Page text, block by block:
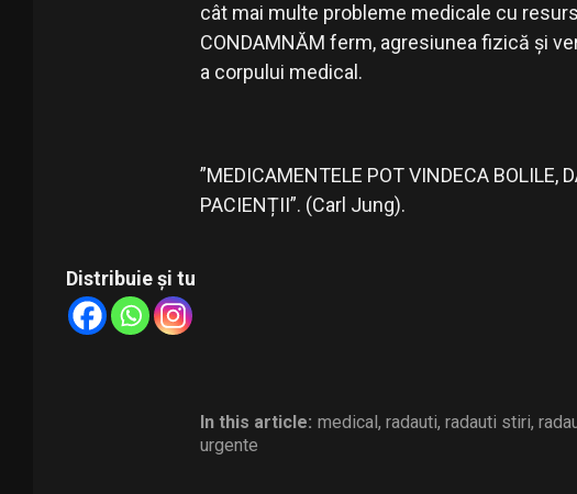
cât mai multe probleme medicale cu
CONDAMNĂM ferm, agresiunea fizică și
a corpului medical.
”MEDICAMENTELE POT VINDECA BOLILE,
PACIENȚII”. (Carl Jung).
Distribuie și tu
In this article: medical, radauti, radauti stiri,
urgente